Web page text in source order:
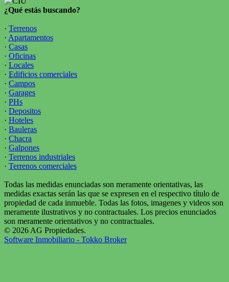
¿Qué estás buscando?
· Terrenos
· Apartamentos
· Casas
· Oficinas
· Locales
· Edificios comerciales
· Campos
· Garages
· PHs
· Depositos
· Hoteles
· Bauleras
· Chacra
· Galpones
· Terrenos industriales
· Terrenos comerciales
Todas las medidas enunciadas son meramente orientativas, las
medidas exactas serán las que se expresen en el respectivo título de
propiedad de cada inmueble. Todas las fotos, imagenes y videos son
meramente ilustrativos y no contractuales. Los precios enunciados
son meramente orientativos y no contractuales.
© 2026 AG Propiedades.
Software Inmobiliario - Tokko Broker